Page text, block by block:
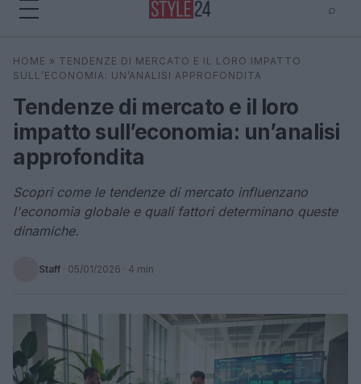
⌕
Cerca
HOME » TENDENZE DI MERCATO E IL LORO IMPATTO
SULL’ECONOMIA: UN’ANALISI APPROFONDITA
Tendenze di mercato e il loro
impatto sull’economia: un’analisi
approfondita
Scopri come le tendenze di mercato influenzano
l'economia globale e quali fattori determinano queste
dinamiche.
Staff · 05/01/2026 · 4 min